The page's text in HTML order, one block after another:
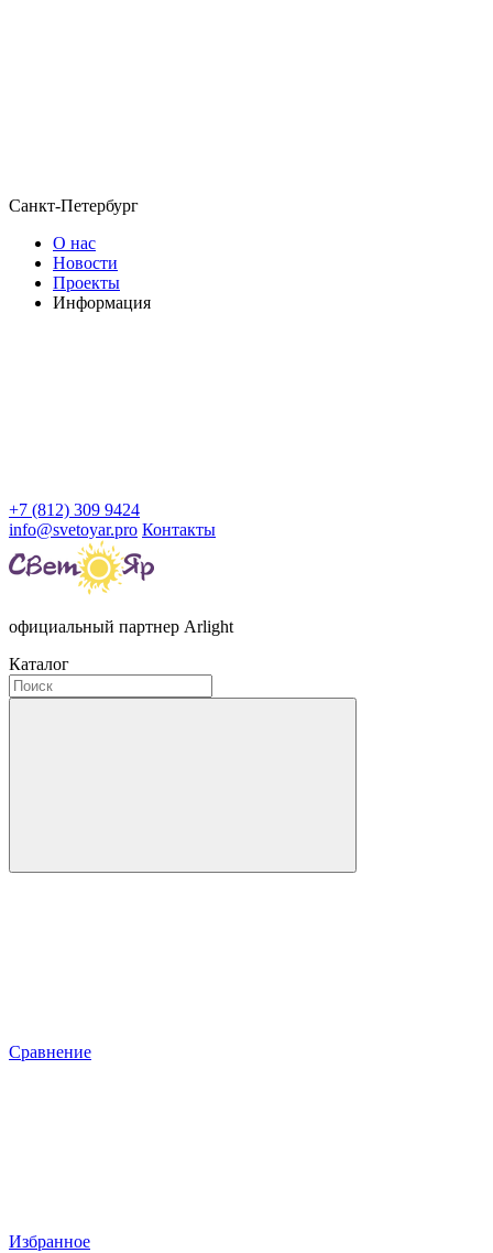
Санкт-Петербург
О нас
Новости
Проекты
Информация
+7 (812) 309 9424
info@svetoyar.pro Контакты
официальный партнер Arlight
Каталог
Сравнение
Избранное